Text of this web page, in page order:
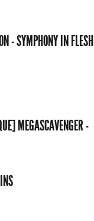
- SYMPHONY IN FLESH
MEGASCAVENGER -